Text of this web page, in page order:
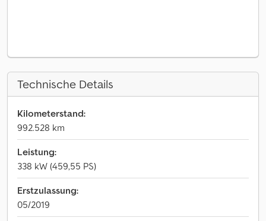
Technische Details
Kilometerstand:
992.528 km
Leistung:
338 kW (459,55 PS)
Erstzulassung:
05/2019